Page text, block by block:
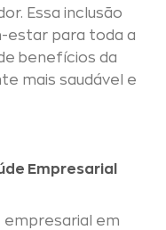
Essa inclusão
estar para toda a
benefícios da
mais saudável e
Empresarial
empresarial em